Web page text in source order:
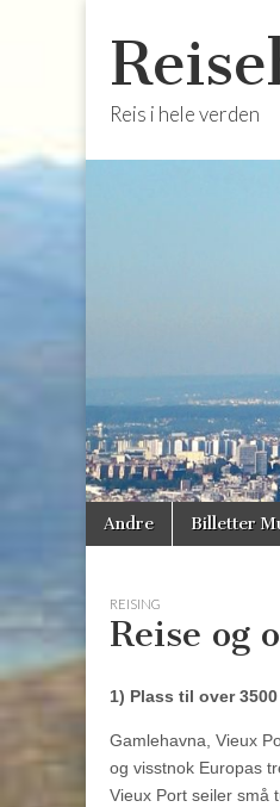
Reis i hele verden
Main
menu
Skip
Andre Billetter
REISING
Reise og
1) Plass til over
Gamlehavna, Vieux
og visstnok Europas
Vieux Port seiler små